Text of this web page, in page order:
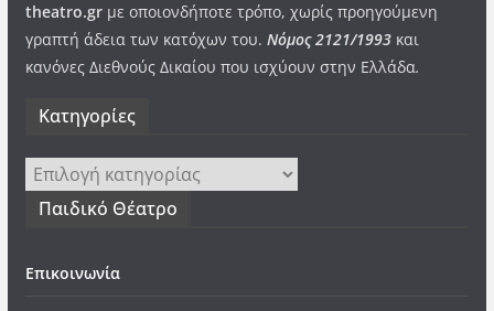
theatro.grμε οποιονδήποτε τρόπο, χωρίς προηγούμενη
γραπτή άδεια των κατόχων του. Νόμος 2121/1993και
κανόνες Διεθνούς Δικαίου που ισχύουν στην Ελλάδα.
Kατηγορίες
Kατηγορίες
Παιδικό Θέατρο
Επικοινωνία